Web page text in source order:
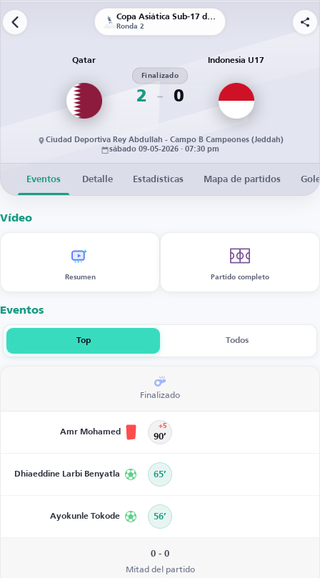
Copa Asiática Sub-17 de la AFC
Ronda 2
Qatar
2
Finalizado
0
Indonesia U17
Ciudad Deportiva Rey Abdullah - Campo B Campeones (Jeddah)
sábado 09-05-2026 · 07:30 pm
Eventos Detalle Estadísticas Mapa de partidos
Vídeo
Resumen Partido completo
Eventos
Top Todos
Finalizado
Amr Mohamed 90’
+5
Dhiaeddine Larbi Benyatla 65’
Ayokunle Tokode 56’
0 - 0
Mitad del partido